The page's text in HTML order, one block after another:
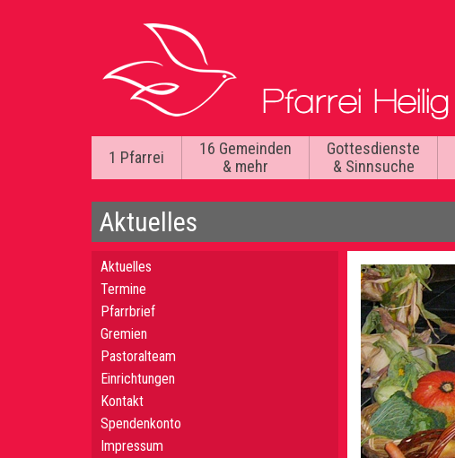
1 Pfarrei
16 Gemeinden
& mehr
Gottesdienste
& Sinnsuche
Aktuelles
Aktuelles
Termine
Pfarrbrief
Gremien
Pastoralteam
Einrichtungen
Kontakt
Spendenkonto
Impressum